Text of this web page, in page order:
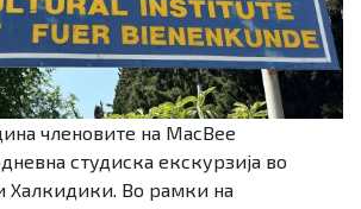
членовите на MacBee
студиска екскурзија во
Халкидики. Во рамки на